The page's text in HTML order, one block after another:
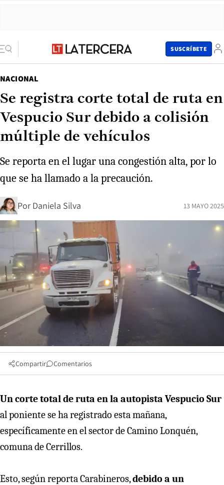
SUSCRÍBETE
NACIONAL
Se registra corte total de ruta en
Vespucio Sur debido a colisión
múltiple de vehículos
Se reporta en el lugar una congestión alta, por lo
que se ha llamado a la precaución.
Por Daniela Silva 13 MAYO 2025
Compartir Comentarios
Un corte total de ruta en la autopista Vespucio Sur
al poniente se ha registrado esta mañana,
específicamente en el sector de Camino Lonquén,
comuna de Cerrillos.
Esto, según reporta Carabineros,debido a un